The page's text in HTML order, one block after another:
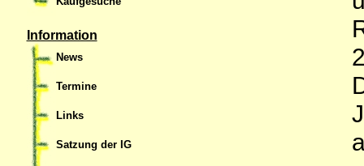
Information
News
Termine
Links
Satzung der IG